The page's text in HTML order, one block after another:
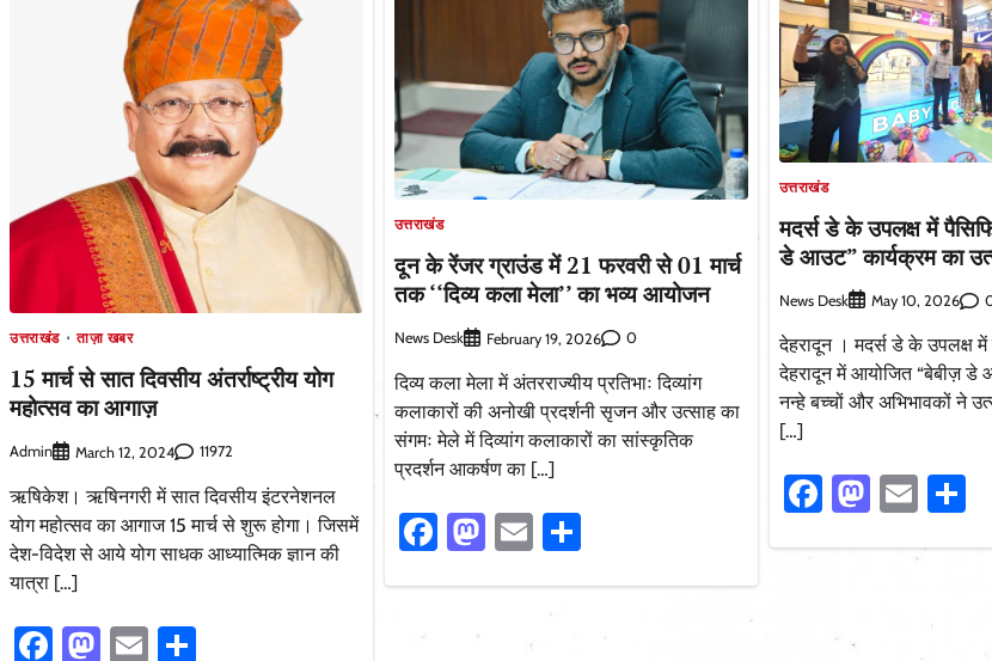
उत्तराखंड ताज़ा खबर
15 मार्च से सात दिवसीय अंतर्राष्ट्रीय योग
महोत्सव का आगाज़
Admin March 12, 2024 11972
ऋषिकेश। ऋषिनगरी में सात दिवसीय इंटरनेशनल
योग महोत्सव का आगाज 15 मार्च से शुरू होगा। जिसमें
देश-विदेश से आये योग साधक आध्यात्मिक ज्ञान की
यात्रा […]
Facebook
Mastodon
Email
उत्तराखंड
दून के रेंजर ग्राउंड में 21 फरवरी से 01 मार्च
तक ‘‘दिव्य कला मेला’’ का भव्य आयोजन
News Desk February 19, 2026 0
दिव्य कला मेला में अंतरराज्यीय प्रतिभाः दिव्यांग
कलाकारों की अनोखी प्रदर्शनी सृजन और उत्साह का
संगमः मेले में दिव्यांग कलाकारों का सांस्कृतिक
प्रदर्शन आकर्षण का […]
Facebook
Mastodon
EmailShare
उत्तराखंड
मदर्स डे के उपलक्ष में
डे आउट” कार्यक्रम का
News Desk May 10, 2026
देहरादून । मदर्स डे के उपलक्ष
देहरादून में आयोजित “बेबीज़ डे
नन्हे बच्चों और अभिभावकों ने
[…]
Facebook
Email